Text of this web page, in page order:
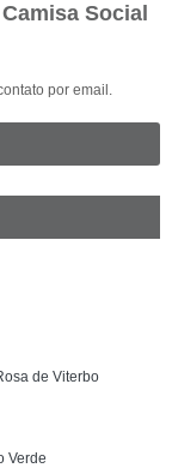
Social
por email.
de Viterbo
Verde